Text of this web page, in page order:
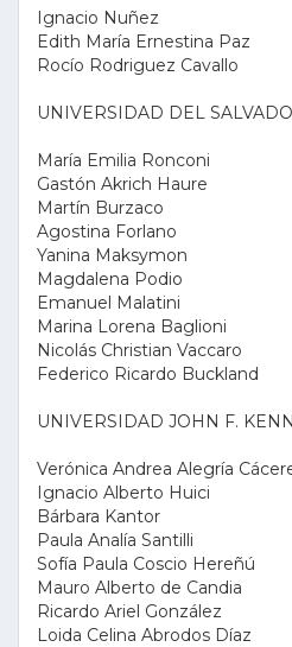
Ignacio Nuñez
Edith María Ernestina Paz
Rocío Rodriguez Cavallo
UNIVERSIDAD DEL
María Emilia Ronconi
Gastón Akrich Haure
Martín Burzaco
Agostina Forlano
Yanina Maksymon
Magdalena Podio
Emanuel Malatini
Marina Lorena Baglioni
Nicolás Christian Vaccaro
Federico Ricardo Buckland
UNIVERSIDAD JOHN F.
Verónica Andrea Alegría
Ignacio Alberto Huici
Bárbara Kantor
Paula Analía Santilli
Sofía Paula Coscio Hereñú
Mauro Alberto de Candia
Ricardo Ariel González
Loida Celina Abrodos Díaz